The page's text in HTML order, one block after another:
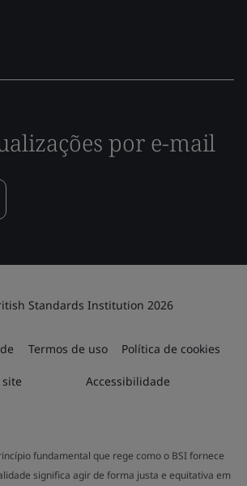
por e-mail
Standards Institution 2026
Termos de uso Política de cookies
Accessibilidade
fundamental que rege como o BSI fornece
significa agir de forma justa e equitativa em